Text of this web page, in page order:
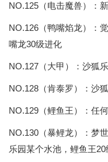
NO.125（电击魔兽）：
NO.126（鸭嘴焰龙）：
嘴龙30级进化
NO.127（大甲）：沙狐
NO.128（肯泰罗）：沙
NO.129（鲤鱼王）：任
NO.130（暴鲤龙）：梦
乐园某个水池，鲤鱼王